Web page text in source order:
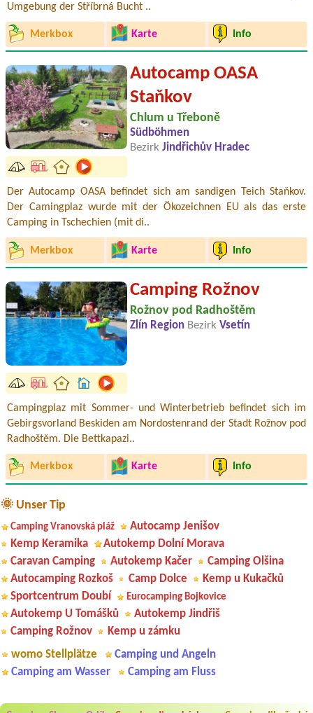
Umgebung der Stříbrná Bucht ..
Merkbox Karte Info
Autocamp OASA
Staňkov
Chlum u Třeboně
Südböhmen
Bezirk Jindřichův Hradec
Der Autocamp OASA befindet sich am sandigen Teich Staňkov.
Der Camingplaz wurde mit der Ökozeichnen EU als das erste
Camping in Tschechien (mit di..
Merkbox Karte Info
Camping Rožnov
Rožnov pod Radhoštěm
Zlín Region Bezirk Vsetín
Campingplaz mit Sommer- und Winterbetrieb befindet sich im
Gebirgsvorland Beskiden am Nordostenrand der Stadt Rožnov pod
Radhoštěm. Die Bettkapazi..
Merkbox Karte Info
🌞 Unser Tip
Camping Vranovská pláž
Autocamp Jenišov
Kemp Keramika
Autokemp Dolní Morava
Caravan Camping
Autokemp Kačer
Camping Olšina
Autocamping Rozkoš
Camp Dolce
Kemp u Kukačků
Sportcentrum Doubí
Eurocamping Bojkovice
Autokemp U Tomášků
Autokemp Jindřiš
Camping Rožnov
Kemp u zámku
womo Stellplätze
Camping und Angeln
Camping am Wasser
Camping am Fluss